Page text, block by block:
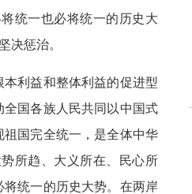
统一也必将统一的历史大
决惩治。
利益和整体利益的促进型
国各族人民共同以中国式
国完全统一，是全体中华
所趋、大义所在、民心所
统一的历史大势。在两岸